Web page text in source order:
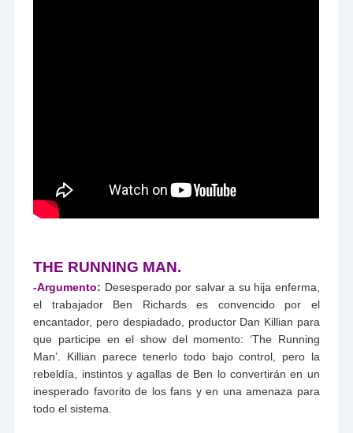
THE RUNNING MAN.
-Argumento: Desesperado por salvar a su hija enferma,
el trabajador Ben Richards es convencido por el
encantador, pero despiadado, productor Dan Killian para
que participe en el show del momento: ‘The Running
Man’. Killian parece tenerlo todo bajo control, pero la
rebeldía, instintos y agallas de Ben lo convertirán en un
inesperado favorito de los fans y en una amenaza para
todo el sistema.